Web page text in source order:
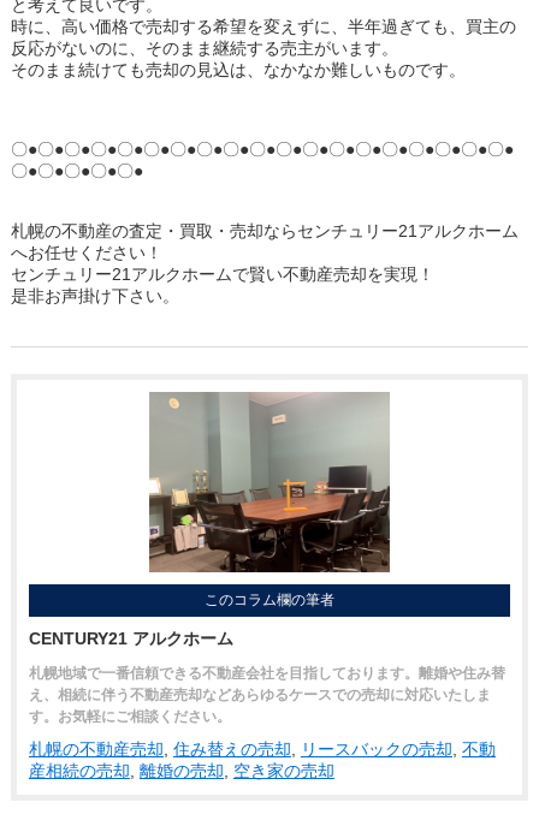
と考えて良いです。
時に、高い価格で売却する希望を変えずに、半年過ぎても、買主の
反応がないのに、そのまま継続する売主がいます。
そのまま続けても売却の見込は、なかなか難しいものです。
〇●〇●〇●〇●〇●〇●〇●〇●〇●〇●〇●〇●〇●〇●〇●〇●〇●〇●〇●
〇●〇●〇●〇●〇●
札幌の不動産の査定・買取・売却ならセンチュリー21アルクホーム
へお任せください！
センチュリー21アルクホームで賢い不動産売却を実現！
是非お声掛け下さい。
このコラム欄の筆者
CENTURY21 アルクホーム
札幌地域で一番信頼できる不動産会社を目指しております。離婚や住み替
え、相続に伴う不動産売却などあらゆるケースでの売却に対応いたしま
す。お気軽にご相談ください。
札幌の不動産売却 住み替えの売却 リースバックの売却 不動
産相続の売却 離婚の売却 空き家の売却